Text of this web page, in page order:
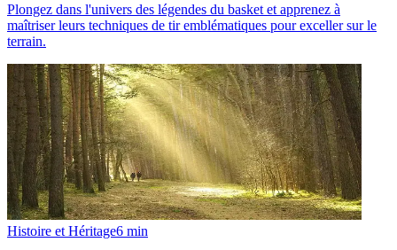
Plongez dans l'univers des légendes du basket et apprenez à
maîtriser leurs techniques de tir emblématiques pour exceller sur le
terrain.
Histoire et Héritage6 min